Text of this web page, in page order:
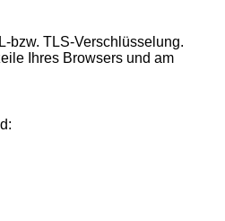
bzw. TLS-Verschlüsselung.
Ihres Browsers und am